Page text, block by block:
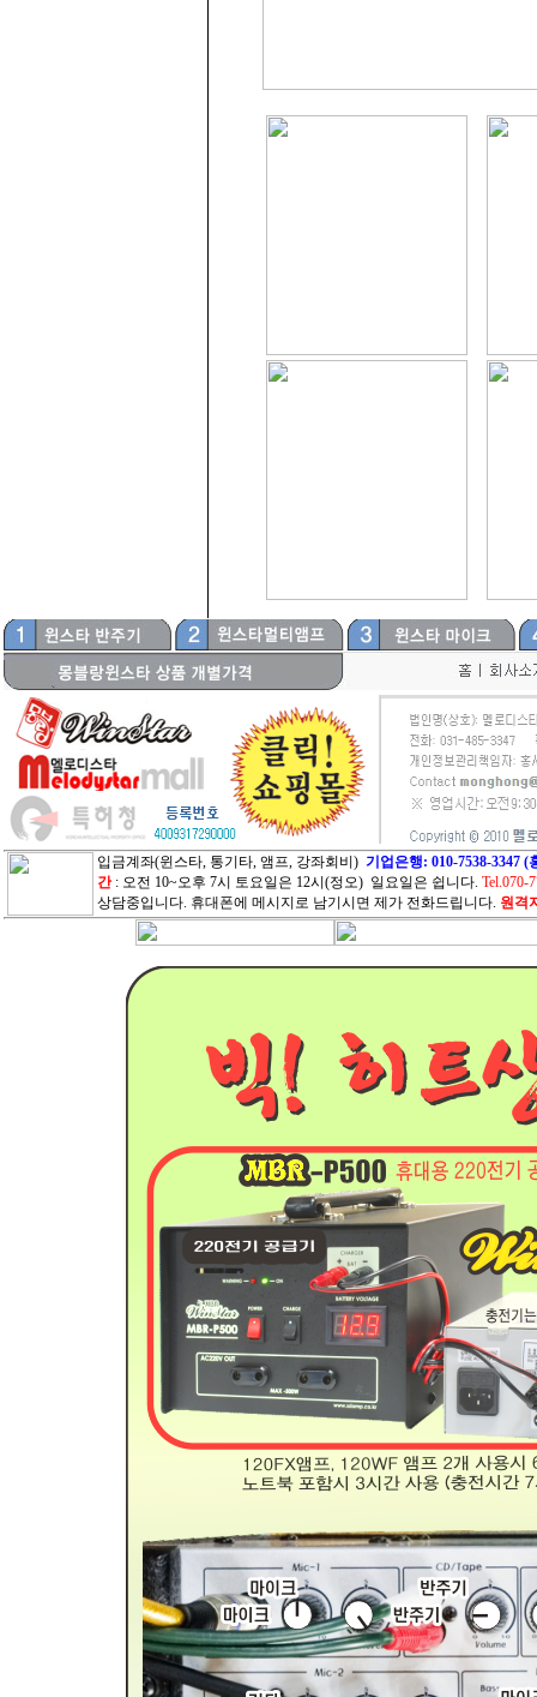
입금계좌(윈스타, 통기타, 앰프, 강좌회비) 기업은행: 010-7538-3347
간 : 오전 10~오후 7시 토요일은 12시(정오) 일요일은 쉽니다. Tel.070-
상담중입니다. 휴대폰에 메시지로 남기시면 제가 전화드립니다. 원격